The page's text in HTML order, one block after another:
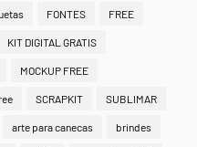
FONTES FREE
KIT DIGITAL GRATIS
MOCKUP FREE
SCRAPKIT SUBLIMAR
arte para canecas brindes